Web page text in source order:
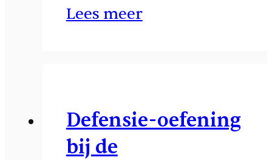
Lees meer
Defensie-oefening
bij de